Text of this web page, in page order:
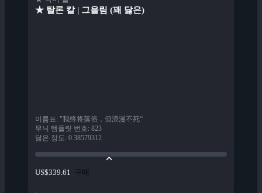
★ 탈론 칼 | 그을림 (꽤 닳은)
이름표: "我终将落俗，但浪漫不死“
무늬 템플릿 번호: 823
닳은 정도: 0.38579312
US$339.61 구매